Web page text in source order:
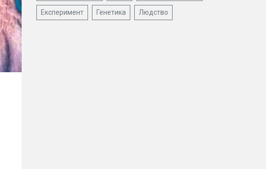
Експеримент Генетика Людство